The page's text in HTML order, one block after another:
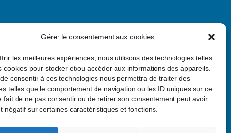
Gérer le consentement aux cookies
les meilleures expériences, nous utilisons des technologies telles
cookies pour stocker et/ou accéder aux informations des appareils.
consentir à ces technologies nous permettra de traiter des
telles que le comportement de navigation ou les ID uniques sur ce
fait de ne pas consentir ou de retirer son consentement peut avoir
négatif sur certaines caractéristiques et fonctions.